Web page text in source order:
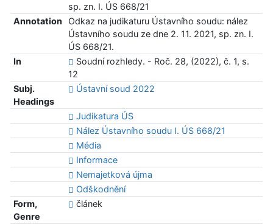
sp. zn. I. ÚS 668/21
Annotation
Odkaz na judikaturu Ústavního soudu: nález
Ústavního soudu ze dne 2. 11. 2021, sp. zn. I.
ÚS 668/21.
In
Soudní rozhledy. - Roč. 28, (2022), č. 1, s.
12
Subj.
Headings
Ústavní soud 2022
Judikatura ÚS
Nález Ústavního soudu I. ÚS 668/21
Média
Informace
Nemajetková újma
Odškodnění
Form,
Genre
článek